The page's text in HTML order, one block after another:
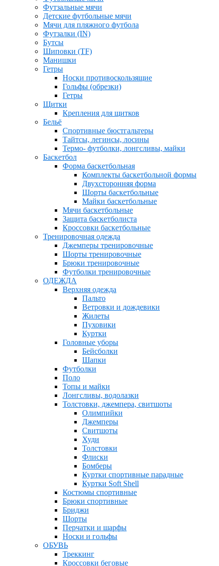
Футзальные мячи
Детские футбольные мячи
Мячи для пляжного футбола
Футзалки (IN)
Бутсы
Шиповки (TF)
Манишки
Гетры
Носки противоскользящие
Гольфы (обрезки)
Гетры
Щитки
Крепления для щитков
Бельё
Спортивные бюстгальтеры
Тайтсы, легинсы, лосины
Термо- футболки, лонгсливы, майки
Баскетбол
Форма баскетбольная
Комплекты баскетбольной формы
Двухсторонняя форма
Шорты баскетбольные
Майки баскетбольные
Мячи баскетбольные
Защита баскетболиста
Кроссовки баскетбольные
Тренировочная одежда
Джемперы тренировочные
Шорты тренировочные
Брюки тренировочные
Футболки тренировочные
ОДЕЖДА
Верхняя одежда
Пальто
Ветровки и дождевики
Жилеты
Пуховики
Куртки
Головные уборы
Бейсболки
Шапки
Футболки
Поло
Топы и майки
Лонгсливы, водолазки
Толстовки, джемпера, свитшоты
Олимпийки
Джемперы
Свитшоты
Худи
Толстовки
Флиски
Бомберы
Куртки спортивные парадные
Куртки Soft Shell
Костюмы спортивные
Брюки спортивные
Бриджи
Шорты
Перчатки и шарфы
Носки и гольфы
ОБУВЬ
Треккинг
Кроссовки беговые